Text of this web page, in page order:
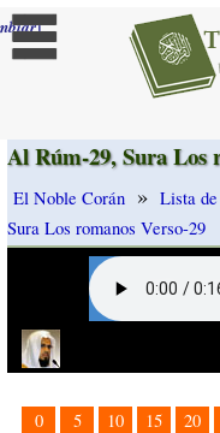
]
Al Rúm-29, Sura Los
El Noble Corán » Lista de
Sura Los romanos Verso-29
0 5 10 15 20